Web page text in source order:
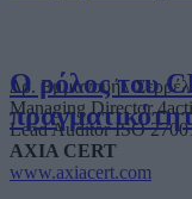
Ο ρόλος του
Δρ. Εμμανουήλ
Managing Director
Lead Auditor ISO
AXIA CERT
www.axiacert.com